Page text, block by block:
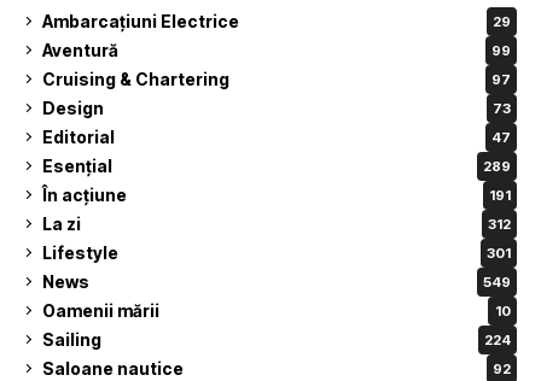
Ambarcațiuni Electrice 29
Aventură 99
Cruising & Chartering 97
Design 73
Editorial 47
Esențial 289
În acțiune 191
La zi 312
Lifestyle 301
News 549
Oamenii mării 10
Sailing 224
Saloane nautice 92